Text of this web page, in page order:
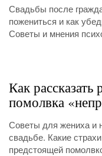
Свадьбы после
пожениться и как
Советы и мнения
Как рассказать
помолвка
Советы для жениха и
свадьбе. Какие
предстоящей